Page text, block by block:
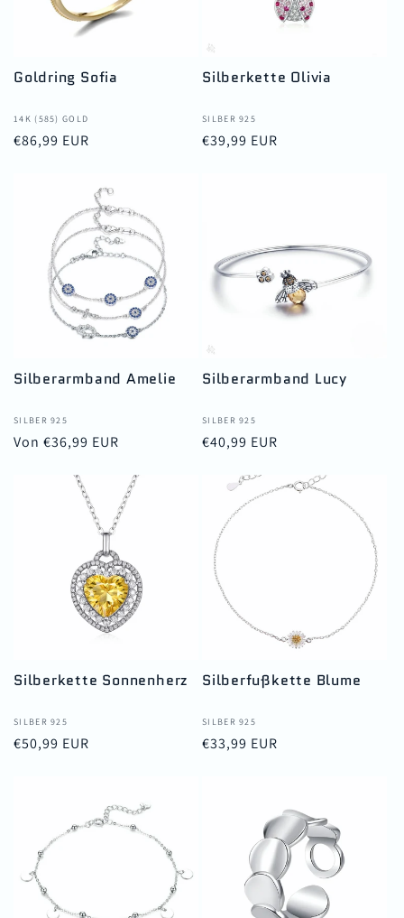
Goldring Sofia
Anbieter:
14K (585) GOLD
Normaler
€86,99 EUR
Silberkette Olivia
Anbieter:
SILBER 925
Normaler
€39,99 EUR
Silberarmband Amelie
Anbieter:
SILBER 925
Normaler
Von €36,99 EUR
Silberarmband Lucy
Anbieter:
SILBER 925
Normaler
€40,99 EUR
Silberkette Sonnenherz
Anbieter:
SILBER 925
Normaler
€50,99 EUR
Silberfußkette Blume
Anbieter:
SILBER 925
Normaler
€33,99 EUR